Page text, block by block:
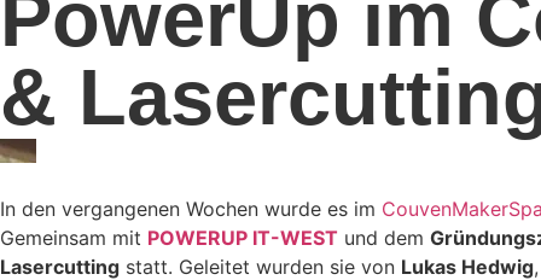
PowerUp im
&
In den vergangenen Wochen wurde es im
Gemeinsam mit POWERUP IT-WEST und dem
Lasercutting statt. Geleitet wurden sie von Lukas Hedwig